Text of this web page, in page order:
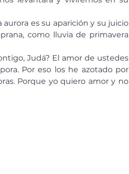
como lluvia de primavera
Por eso los he azotado por
Porque yo quiero amor y no